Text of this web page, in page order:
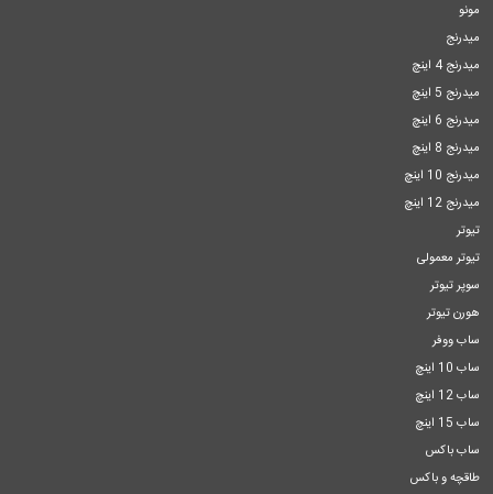
مونو
میدرنج
میدرنج 4 اینچ
میدرنج 5 اینچ
میدرنج 6 اینچ
میدرنج 8 اینچ
میدرنج 10 اینچ
میدرنج 12 اینچ
تیوتر
تیوتر معمولی
سوپر تیوتر
هورن تیوتر
ساب ووفر
ساب 10 اینچ
ساب 12 اینچ
ساب 15 اینچ
ساب باکس
طاقچه و باکس